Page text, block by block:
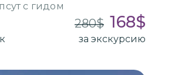
с гидом
280$ 168$
за экскурсию